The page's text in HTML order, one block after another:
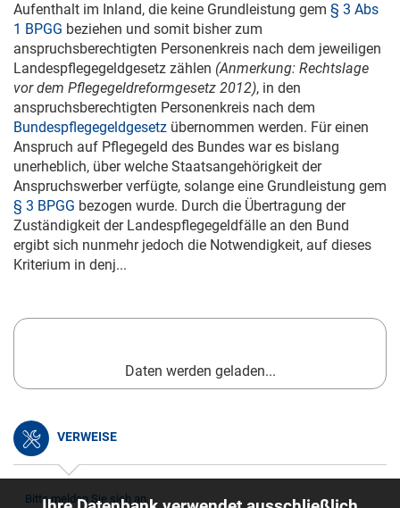
Aufenthalt im Inland, die keine Grundleistung gem § 3 Abs
1 BPGG beziehen und somit bisher zum
anspruchsberechtigten Personenkreis nach dem jeweiligen
Landespflegegeldgesetz zählen (Anmerkung: Rechtslage
vor dem Pflegegeldreformgesetz 2012), in den
anspruchsberechtigten Personenkreis nach dem
Bundespflegegeldgesetz übernommen werden. Für einen
Anspruch auf Pflegegeld des Bundes war es bislang
unerheblich, über welche Staatsangehörigkeit der
Anspruchswerber verfügte, solange eine Grundleistung gem
§ 3 BPGG bezogen wurde. Durch die Übertragung der
Zuständigkeit der Landespflegegeldfälle an den Bund
ergibt sich nunmehr jedoch die Notwendigkeit, auf dieses
Kriterium in denj...
Daten werden geladen...
VERWEISE
Bitte melden Sie sich an.